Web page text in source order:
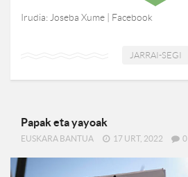
Irudia: Joseba Xume | Facebook
JARRAI-SEGI
Papak eta yayoak
EUSKARA BANTUA 17 URT, 2022 0